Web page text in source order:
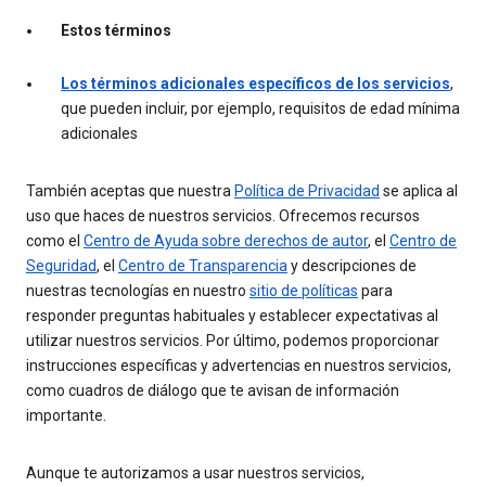
Estos términos
Los términos adicionales específicos de los servicios,
que pueden incluir, por ejemplo, requisitos de edad mínima
adicionales
También aceptas que nuestra Política de Privacidad se aplica al
uso que haces de nuestros servicios. Ofrecemos recursos
como el Centro de Ayuda sobre derechos de autor, el Centro de
Seguridad, el Centro de Transparencia y descripciones de
nuestras tecnologías en nuestro sitio de políticas para
responder preguntas habituales y establecer expectativas al
utilizar nuestros servicios. Por último, podemos proporcionar
instrucciones específicas y advertencias en nuestros servicios,
como cuadros de diálogo que te avisan de información
importante.
Aunque te autorizamos a usar nuestros servicios,